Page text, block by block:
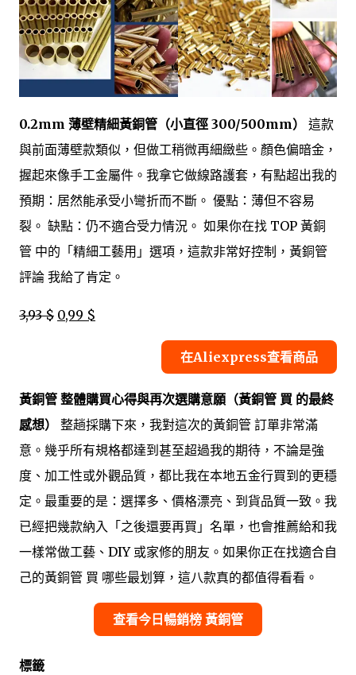
0.2mm 薄壁精細黃銅管（小直徑 300/500mm）
這款
與前面薄壁款類似，但做工稍微再細緻些。顏色偏暗金，
握起來像手工金屬件。我拿它做線路護套，有點超出我的
預期：居然能承受小彎折而不斷。 優點：薄但不容易
裂。 缺點：仍不適合受力情況。 如果你在找 TOP 黃銅
管 中的「精細工藝用」選項，這款非常好控制，黃銅管
評論 我給了肯定。
3,93 $ 0,99 $
在Aliexpress查看商品
黃銅管 整體購買心得與再次選購意願（黃銅管 買 的最終
感想）
整趟採購下來，我對這次的黃銅管 訂單非常滿
意。幾乎所有規格都達到甚至超過我的期待，不論是強
度、加工性或外觀品質，都比我在本地五金行買到的更穩
定。最重要的是：選擇多、價格漂亮、到貨品質一致。我
已經把幾款納入「之後還要再買」名單，也會推薦給和我
一樣常做工藝、DIY 或家修的朋友。如果你正在找適合自
己的黃銅管 買 哪些最划算，這八款真的都值得看看。
查看今日暢銷榜 黃銅管
標籤